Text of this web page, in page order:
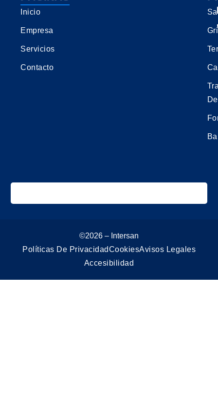
Inicio
Empresa
Servicios
Contacto
©2026 – Intersan
Políticas De PrivacidadCookiesAvisos Legales
Accesibilidad